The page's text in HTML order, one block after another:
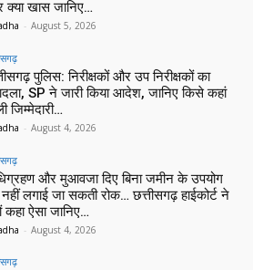
क्या खास जानिए…
- August 5, 2026
पुलिस: निरीक्षकों और उप निरीक्षकों का
SP ने जारी किया आदेश, जानिए किसे कहां
जिम्मेदारी…
- August 4, 2026
और मुआवजा दिए बिना जमीन के उपयोग
लगाई जा सकती रोक… छत्तीसगढ़ हाईकोर्ट ने
कहा ऐसा जानिए…
- August 4, 2026